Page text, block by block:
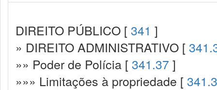
DIREITO PÚBLICO [ 341 ]
» DIREITO ADMINISTRATIVO [
»» Poder de Polícia [ 341.37 ]
»»» Limitações à propriedade [